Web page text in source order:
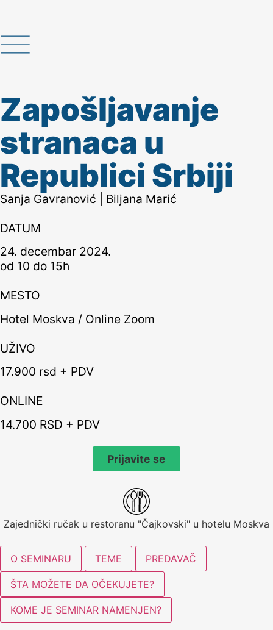
Zapošljavanje
stranaca u
Republici Srbiji
Sanja Gavranović | Biljana Marić
DATUM
24. decembar 2024.
od 10 do 15h
MESTO
Hotel Moskva / Online Zoom
UŽIVO
17.900 rsd + PDV
ONLINE
14.700 RSD + PDV
Prijavite se
Zajednički ručak u restoranu "Čajkovski" u hotelu Moskva
O SEMINARU TEME PREDAVAČ
ŠTA MOŽETE DA OČEKUJETE?
KOME JE SEMINAR NAMENJEN?